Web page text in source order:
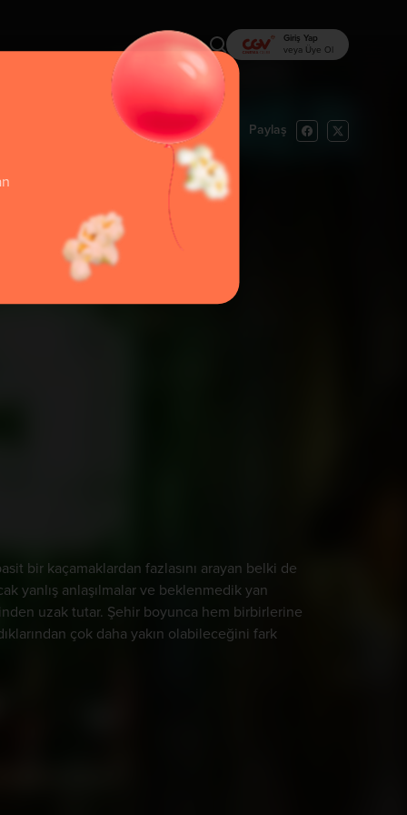
Giriş Yap
veya Üye Ol
İzlemek İstiyorum Paylaş
bir kaçamaklardan fazlasını arayan belki de
yanlış anlaşılmalar ve beklenmedik yan
uzak tutar. Şehir boyunca hem birbirlerine
çok daha yakın olabileceğini fark